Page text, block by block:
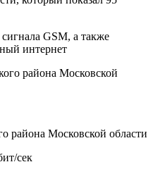
GSM, а также
интернет
района Московской области
сек